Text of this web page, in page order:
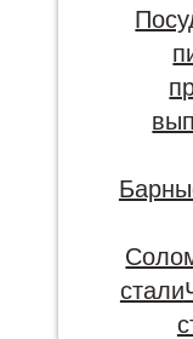
стали